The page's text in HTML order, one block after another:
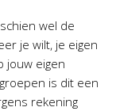
wel de
je wilt, je eigen
jouw eigen
is dit een
rekening